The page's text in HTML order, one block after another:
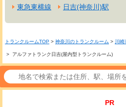
東急東横線 日吉(神奈川)駅
トランクルームTOP > 神奈川のトランクルーム > 川
> アルファトランク日吉(屋内型トランクルーム)
PR